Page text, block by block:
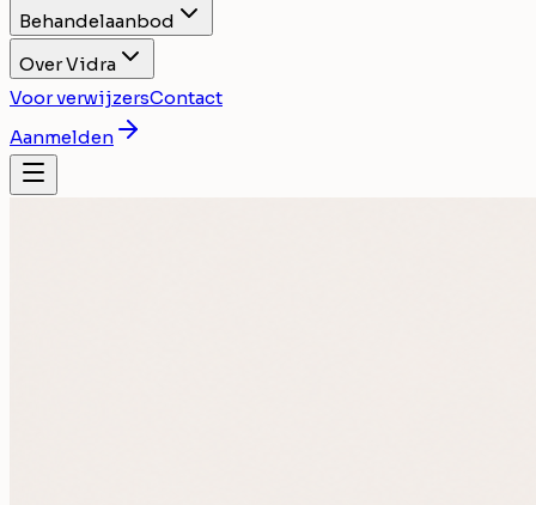
Behandelaanbod
Over Vidra
Voor verwijzersContact
Aanmelden